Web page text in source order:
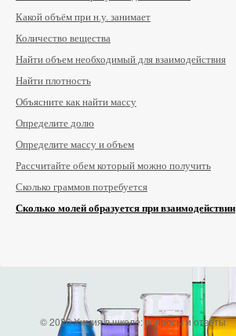
Какой объём при н.у. занимает
Количество вещества
Найти объем необходимый для взаимодействия
Найти плотность
Объясните как найти массу
Определите долю
Определите массу и объем
Рассчитайте обем который можно получить
Сколько граммов потребуется
Сколько молей образуется при взаимодействии
© 2026 Химия в школе: вопросы и ответы